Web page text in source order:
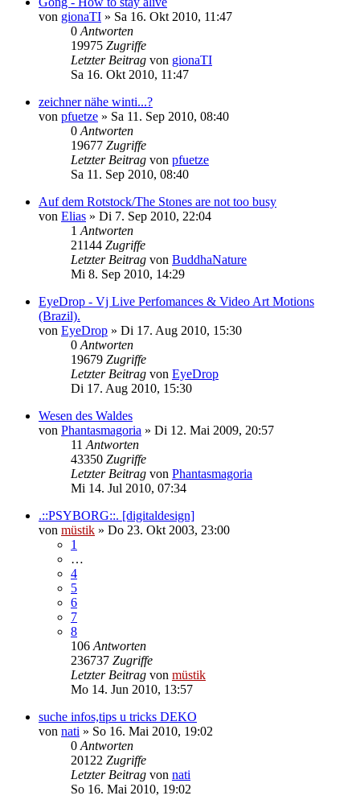
von gionaTI » Sa 16. Okt 2010, 11:47
0 Antworten
19975 Zugriffe
Letzter Beitrag von gionaTI
Sa 16. Okt 2010, 11:47
zeichner nähe winti...?
von pfuetze » Sa 11. Sep 2010, 08:40
0 Antworten
19677 Zugriffe
Letzter Beitrag von pfuetze
Sa 11. Sep 2010, 08:40
Auf dem Rotstock/The Stones are not too busy
von Elias » Di 7. Sep 2010, 22:04
1 Antworten
21144 Zugriffe
Letzter Beitrag von BuddhaNature
Mi 8. Sep 2010, 14:29
EyeDrop - Vj Live Perfomances & Video Art Motions
(Brazil).
von EyeDrop » Di 17. Aug 2010, 15:30
0 Antworten
19679 Zugriffe
Letzter Beitrag von EyeDrop
Di 17. Aug 2010, 15:30
Wesen des Waldes
von Phantasmagoria » Di 12. Mai 2009, 20:57
11 Antworten
43350 Zugriffe
Letzter Beitrag von Phantasmagoria
Mi 14. Jul 2010, 07:34
.::PSYBORG::. [digitaldesign]
von müstik » Do 23. Okt 2003, 23:00
1
…
4
5
6
7
8
106 Antworten
236737 Zugriffe
Letzter Beitrag von müstik
Mo 14. Jun 2010, 13:57
suche infos,tips u tricks DEKO
von nati » So 16. Mai 2010, 19:02
0 Antworten
20122 Zugriffe
Letzter Beitrag von nati
So 16. Mai 2010, 19:02